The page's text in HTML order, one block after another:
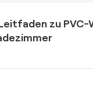
zu PVC-